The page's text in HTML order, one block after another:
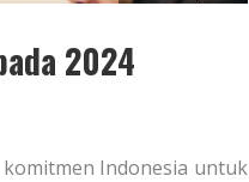
2024
komitmen Indonesia untuk